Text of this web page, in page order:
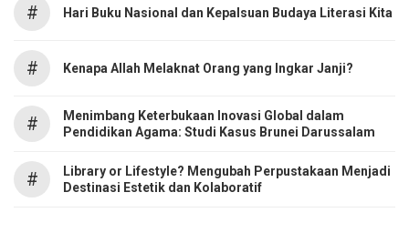
# Hari Buku Nasional dan Kepalsuan Budaya Literasi Kita
# Kenapa Allah Melaknat Orang yang Ingkar Janji?
#
Menimbang Keterbukaan Inovasi Global dalam
Pendidikan Agama: Studi Kasus Brunei Darussalam
#
Library or Lifestyle? Mengubah Perpustakaan Menjadi
Destinasi Estetik dan Kolaboratif